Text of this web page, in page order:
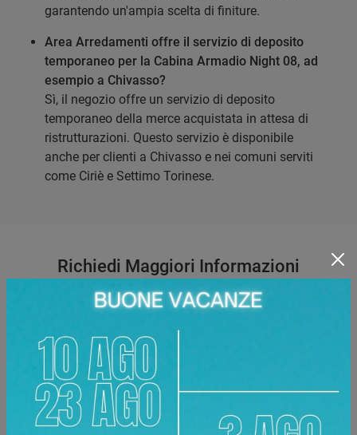
garantendo un'ampia scelta di finiture.
Area Arredamenti offre il servizio di deposito
temporaneo per la Cabina Armadio Night 08, ad
esempio a Chivasso?
Sì, il negozio offre un servizio di deposito
temporaneo della merce acquistata in attesa di
ristrutturazioni. Questo servizio è disponibile
anche per clienti a Chivasso e nei comuni serviti
come Ciriè e Settimo Torinese.
Richiedi Maggiori Informazioni